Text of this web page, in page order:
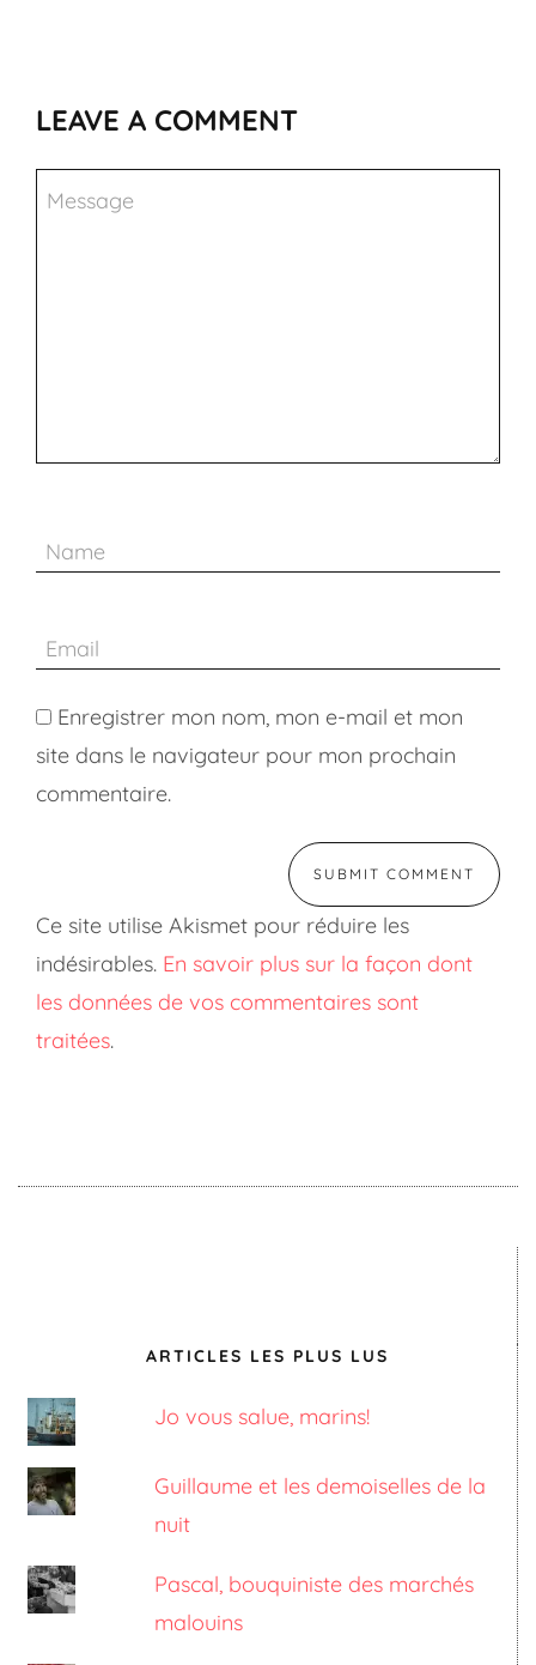
LEAVE A COMMENT
Enregistrer mon nom, mon e-mail et mon
site dans le navigateur pour mon prochain
commentaire.
Ce site utilise Akismet pour réduire les
indésirables. En savoir plus sur la façon dont
les données de vos commentaires sont
traitées.
ARTICLES LES PLUS LUS
Jo vous salue, marins!
Guillaume et les demoiselles de la
nuit
Pascal, bouquiniste des marchés
malouins